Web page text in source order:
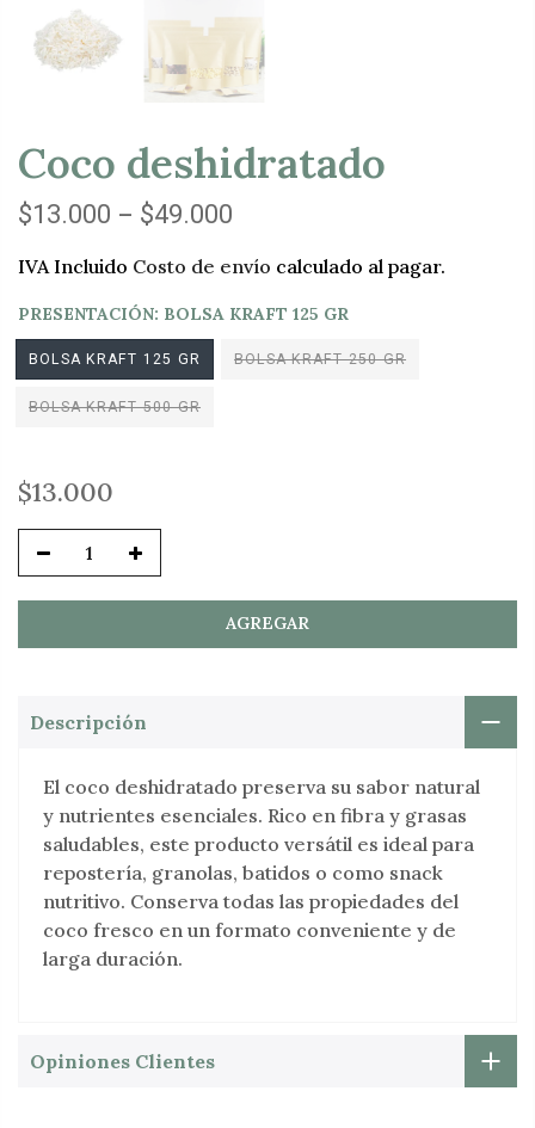
Coco deshidratado
$13.000 – $49.000
IVA Incluido Costo de envío calculado al pagar.
PRESENTACIÓN: BOLSA KRAFT 125 GR
BOLSA KRAFT 125 GR BOLSA KRAFT 250 GR
BOLSA KRAFT 500 GR
$13.000
AGREGAR
Descripción
El coco deshidratado preserva su sabor natural
y nutrientes esenciales. Rico en fibra y grasas
saludables, este producto versátil es ideal para
repostería, granolas, batidos o como snack
nutritivo. Conserva todas las propiedades del
coco fresco en un formato conveniente y de
larga duración.
Opiniones Clientes